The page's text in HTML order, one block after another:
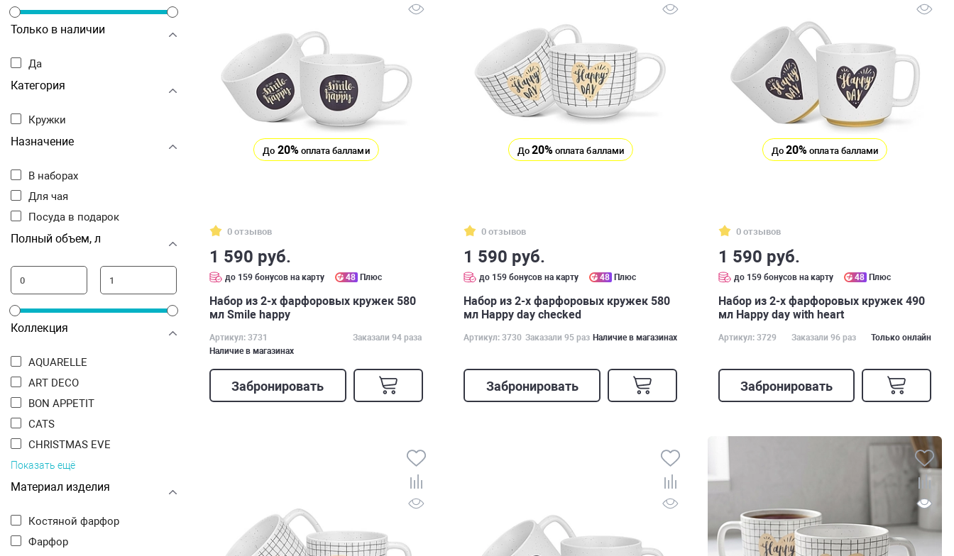
Только в наличии
Да
Категория
Кружки
Назначение
В наборах
Для чая
Посуда в подарок
Полный объем, л
Коллекция
AQUARELLE
ART DECO
BON APPETIT
CATS
CHRISTMAS EVE
Показать ещё
Материал изделия
Костяной фарфор
Фарфор
До 20% оплата баллами
0 отзывов
1 590 руб.
до 159 бонусов на карту 48 Плюс
Набор из 2-х фарфоровых кружек 580
мл Smile happy
Артикул: 3731
Заказали 94 раза
Наличие в магазинах
Забронировать
До 20% оплата баллами
0 отзывов
1 590 руб.
до 159 бонусов на карту 48 Плюс
Набор из 2-х фарфоровых кружек 580
мл Happy day checked
Артикул: 3730 Заказали 95 раз Наличие в магазинах
Забронировать
До20% оплата баллами
0 отзывов
1 590 руб.
до 159 бонусов на карту 48 Плюс
Набор из 2-х фарфоровых кружек 490
мл Happy day with heart
Артикул: 3729 Заказали 96 раз Только онлайн
Забронировать